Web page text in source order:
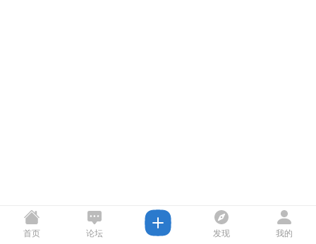
首页 论坛 发现 我的